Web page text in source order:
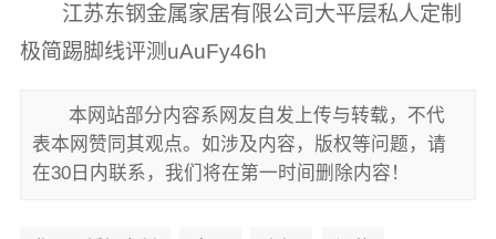
江苏东钢金属家居有限公司大平层私人定制
极简踢脚线评测uAuFy46h
本网站部分内容系网友自发上传与转载，不代
表本网赞同其观点。如涉及内容，版权等问题，请
在30日内联系，我们将在第一时间删除内容！